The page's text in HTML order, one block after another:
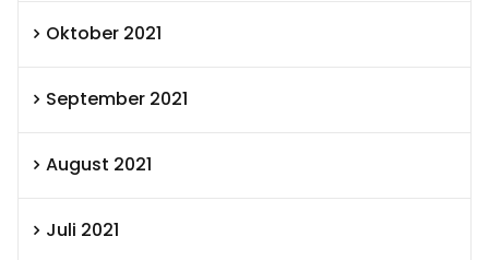
Oktober 2021
September 2021
August 2021
Juli 2021